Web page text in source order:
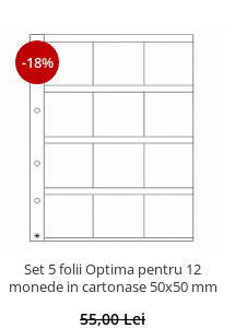
-18%
Set 5 folii Optima pentru 12
monede in cartonase 50x50 mm
55,00 Lei